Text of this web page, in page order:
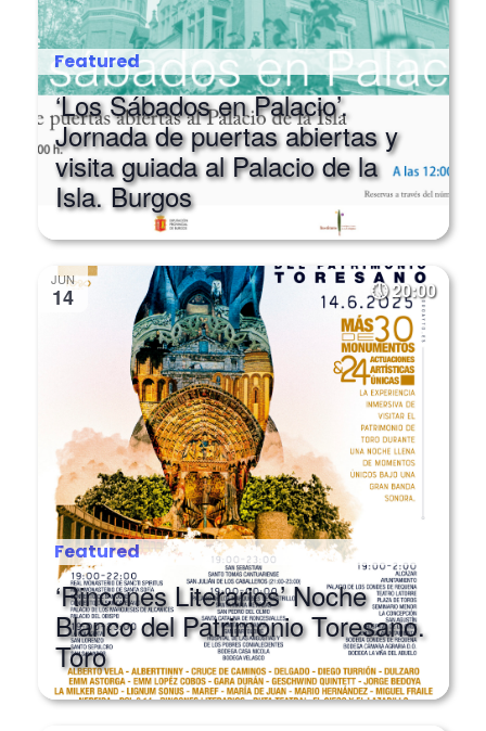
Featured
‘Los Sábados en Palacio’.
Jornada de puertas abiertas y
visita guiada al Palacio de la
Isla. Burgos
JUN
14 20:00
Featured
‘Rincones Literarios’ Noche
Blanco del Patrimonio Toresano.
Toro
JUN